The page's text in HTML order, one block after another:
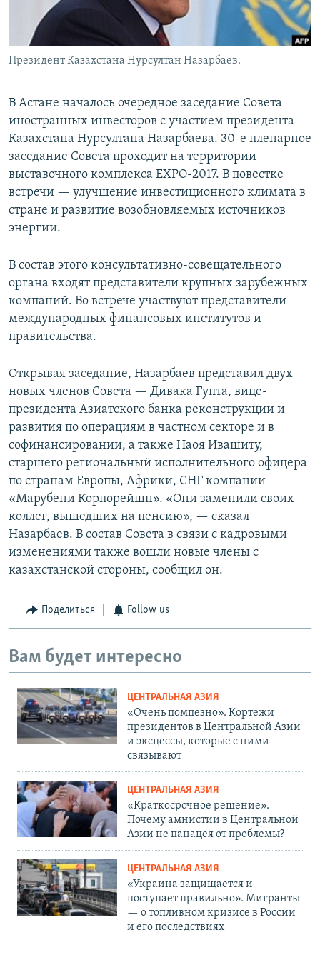
Президент Казахстана Нурсултан Назарбаев.
В Астане началось очередное заседание Совета
иностранных инвесторов с участием президента
Казахстана Нурсултана Назарбаева. 30-е пленарное
заседание Совета проходит на территории
выставочного комплекса EXPO-2017. В повестке
встречи — улучшение инвестиционного климата в
стране и развитие возобновляемых источников
энергии.
В состав этого консультативно-совещательного
органа входят представители крупных зарубежных
компаний. Во встрече участвуют представители
международных финансовых институтов и
правительства.
Открывая заседание, Назарбаев представил двух
новых членов Совета — Дивака Гупта, вице-
президента Азиатского банка реконструкции и
развития по операциям в частном секторе и в
софинансировании, а также Наоя Ивашиту,
старшего региональный исполнительного офицера
по странам Европы, Африки, СНГ компании
«Марубени Корпорейшн». «Они заменили своих
коллег, вышедших на пенсию», — сказал
Назарбаев. В состав Совета в связи с кадровыми
изменениями также вошли новые члены с
казахстанской стороны, сообщил он.
Поделиться Follow us
Вам будет интересно
ЦЕНТРАЛЬНАЯ АЗИЯ
«Очень помпезно». Кортежи
президентов в Центральной Азии
и эксцессы, которые с ними
связывают
ЦЕНТРАЛЬНАЯ АЗИЯ
«Краткосрочное решение».
Почему амнистии в Центральной
Азии не панацея от проблемы?
ЦЕНТРАЛЬНАЯ АЗИЯ
«Украина защищается и
поступает правильно». Мигранты
— о топливном кризисе в России
и его последствиях